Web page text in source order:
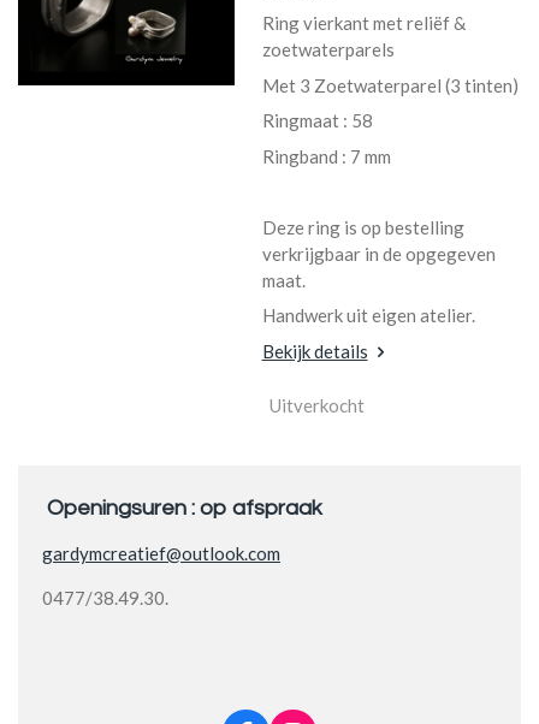
Ring vierkant met reliëf &
zoetwaterparels
Met 3 Zoetwaterparel (3 tinten)
Ringmaat : 58
Ringband : 7 mm
Deze ring is op bestelling
verkrijgbaar in de opgegeven
maat.
Handwerk uit eigen atelier.
Bekijk details
Uitverkocht
Openingsuren : op afspraak
gardymcreatief@outlook.com
0477/38.49.30.